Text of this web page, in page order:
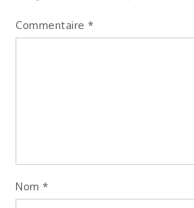
Commentaire*
Nom*